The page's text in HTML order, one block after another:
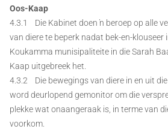
Oos-Kaap
4.3.1 Die Kabinet doen ŉ beroep op alle
van diere te beperk nadat bek-en-klouseer
Koukamma munisipaliteite in die Sarah
Kaap uitgebreek het.
4.3.2 Die bewegings van diere in en uit
word deurlopend gemonitor om die
plekke wat onaangeraak is, in terme van
voorkom.